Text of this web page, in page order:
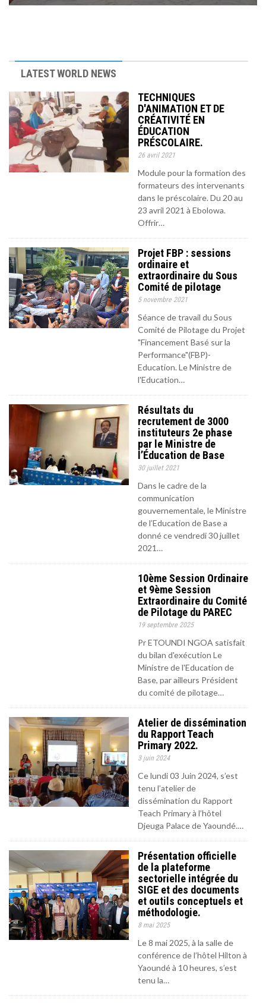
MÉDIA
LATEST WORLD NEWS
TECHNIQUES
D'ANIMATION ET DE
CRÉATIVITÉ EN
ÉDUCATION
PRÉSCOLAIRE.
26 avril 2021
Module pour la formation des
formateurs des intervenants
dans le préscolaire. Du 20 au
23 avril 2021 à Ebolowa.
Offrir…
Projet FBP : sessions
ordinaire et
extraordinaire du Sous
Comité de pilotage
5 novembre 2021
Séance de travail du Sous
Comité de Pilotage du Projet
"Financement Basé sur la
Performance"(FBP)-
Education. Le Ministre de
l'Education…
Résultats du
recrutement de 3000
instituteurs 2e phase
par le Ministre de
l’Éducation de Base
30 juillet 2021
Dans le cadre de la
communication
gouvernementale, le Ministre
de l’Education de Base a
donné ce vendredi 30 juillet
2021…
10ème Session Ordinaire
et 9ème Session
Extraordinaire du Comité
de Pilotage du PAREC
19 septembre 2025
Pr ETOUNDI NGOA satisfait
du bilan d'exécution Le
Ministre de l'Education de
Base, par ailleurs Président
du comité de pilotage…
Atelier de dissémination
du Rapport Teach
Primary 2022.
3 juin 2024
Ce lundi 03 Juin 2024, s’est
tenu l’atelier de
dissémination du Rapport
Teach Primary à l’hôtel
Djeuga Palace de Yaoundé.…
Présentation officielle
de la plateforme
sectorielle intégrée du
SIGE et des documents
et outils conceptuels et
méthodologie.
8 mai 2025
Le 8 mai 2025, à la salle de
conférence de l’hôtel Hilton à
Yaoundé à 10 heures, s’est
tenu la…